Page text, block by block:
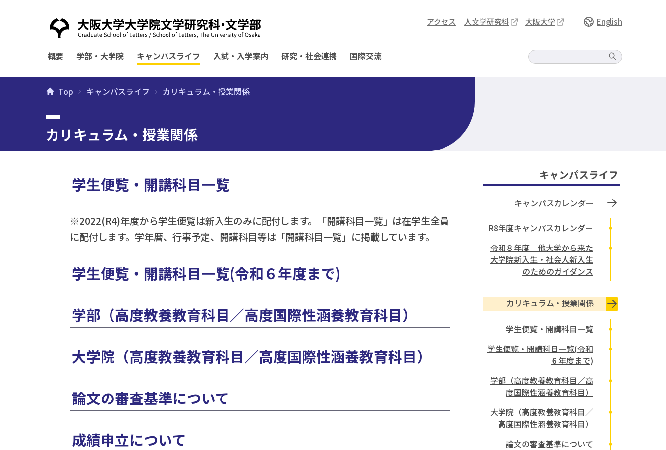
アクセス 人文学研究科 大阪大学 English
概要 学部・大学院 キャンパスライフ 入試・入学案内 研究・社会連携 国際交流
Top キャンパスライフ カリキュラム・授業関係
カリキュラム・授業関係
学生便覧・開講科目一覧
※2022(R4)年度から学生便覧は新入生のみに配付します。「開講科目一覧」は在学生全員
に配付します。学年暦、行事予定、開講科目等は「開講科目一覧」に掲載しています。
学生便覧・開講科目一覧(令和６年度まで)
学部（高度教養教育科目／高度国際性涵養教育科目）
大学院（高度教養教育科目／高度国際性涵養教育科目）
論文の審査基準について
成績申立について
キャンパスライフ
キャンパスカレンダー
R8年度キャンパスカレンダー
令和８年度 他大学から来た
大学院新入生・社会人新入生
のためのガイダンス
カリキュラム・授業関係
学生便覧・開講科目一覧
学生便覧・開講科目一覧(令和
６年度まで)
学部（高度教養教育科目／高
度国際性涵養教育科目）
大学院（高度教養教育科目／
高度国際性涵養教育科目）
論文の審査基準について